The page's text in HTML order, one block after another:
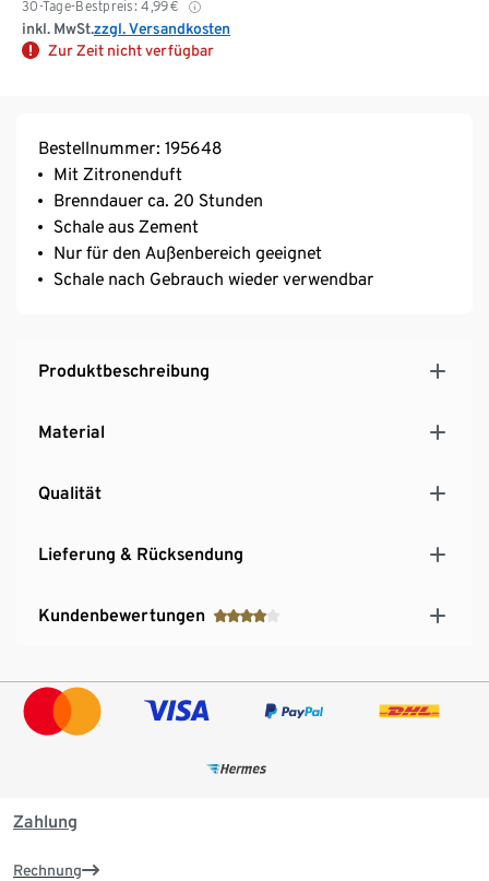
30-Tage-Bestpreis: 4,99€
inkl. MwSt.zzgl. Versandkosten
Zur Zeit nicht verfügbar
Bestellnummer: 195648
Mit Zitronenduft
Brenndauer ca. 20 Stunden
Schale aus Zement
Nur für den Außenbereich geeignet
Schale nach Gebrauch wieder verwendbar
Produktbeschreibung
Material
Qualität
Lieferung & Rücksendung
Kundenbewertungen
Zahlung
Rechnung